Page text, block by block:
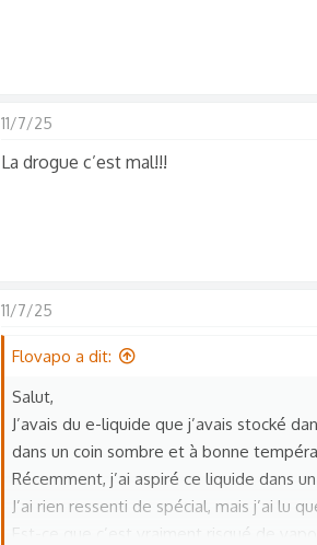
11/7/25
La drogue c’est mal!!!
11/7/25
Flovapo a dit:
Salut,
J’avais du e-liquide que j’avais stocké
dans un coin sombre et à bonne
Récemment, j’ai aspiré ce liquide dans
J’ai rien ressenti de spécial, mais j’ai lu
Est-ce que c’est vraiment risqué de